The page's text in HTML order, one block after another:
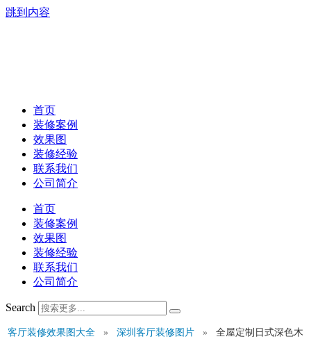
跳到内容
首页
装修案例
效果图
装修经验
联系我们
公司简介
首页
装修案例
效果图
装修经验
联系我们
公司简介
Search
客厅装修效果图大全 » 深圳客厅装修图片 »
全屋定制日式深色木